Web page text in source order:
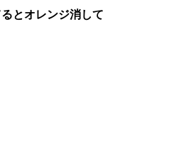
とオレンジ消して